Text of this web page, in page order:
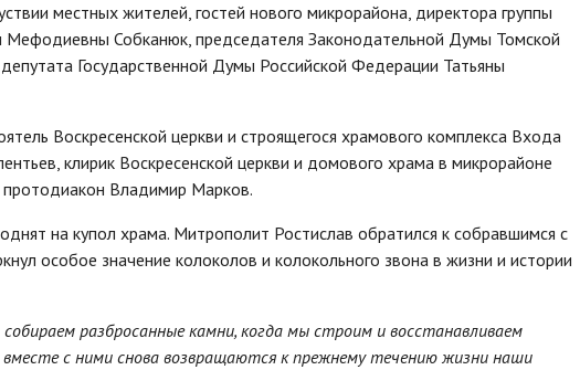
местных жителей, гостей нового микрорайона, директора группы
Мефодиевны Собканюк, председателя Законодательной Думы Томской
Государственной Думы Российской Федерации Татьяны
Воскресенской церкви и строящегося храмового комплекса Входа
клирик Воскресенской церкви и домового храма в микрорайоне
Владимир Марков.
на купол храма. Митрополит Ростислав обратился к собравшимся с
особое значение колоколов и колокольного звона в жизни и истории
разбросанные камни, когда мы строим и восстанавливаем
с ними снова возвращаются к прежнему течению жизни наши